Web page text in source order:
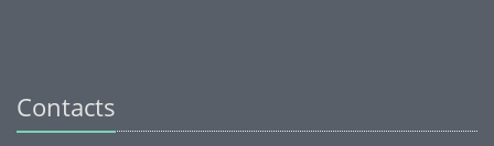
Contacts